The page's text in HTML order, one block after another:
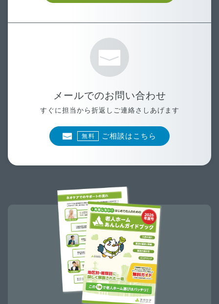
メールでのお問い合わせ
すぐに担当から折返しご連絡さしあげます
無料 ご相談はこちら